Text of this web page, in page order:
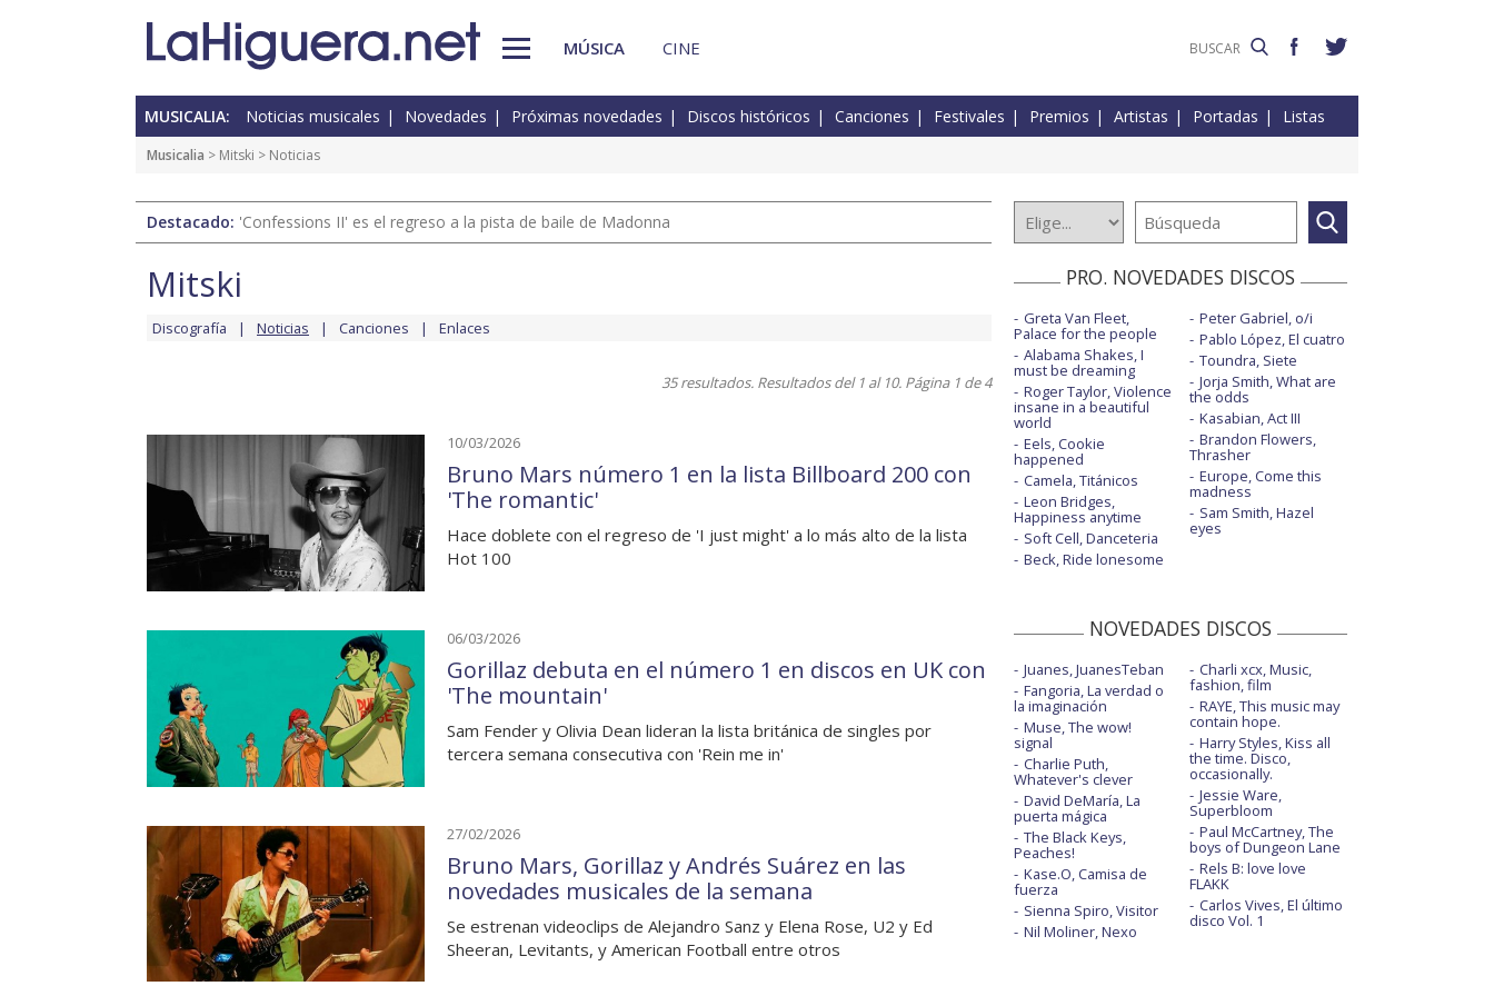
MÚSICA CINE
MUSICALIA: Noticias musicales Novedades Próximas novedades Discos históricos Canciones Festivales Premios Artistas Portadas Listas
Musicalia > Mitski > Noticias
Destacado: 'Confessions II' es el regreso a la pista de baile de Madonna
Mitski
Discografía Noticias Canciones Enlaces
35 resultados. Resultados del 1 al 10. Página 1 de 4
10/03/2026
Bruno Mars número 1 en la lista Billboard 200 con
'The romantic'
Hace doblete con el regreso de 'I just might' a lo más alto de la lista
Hot 100
06/03/2026
Gorillaz debuta en el número 1 en discos en UK con
'The mountain'
Sam Fender y Olivia Dean lideran la lista británica de singles por
tercera semana consecutiva con 'Rein me in'
27/02/2026
Bruno Mars, Gorillaz y Andrés Suárez en las
novedades musicales de la semana
Se estrenan videoclips de Alejandro Sanz y Elena Rose, U2 y Ed
Sheeran, Levitants, y American Football entre otros
PRO. NOVEDADES DISCOS
Greta Van Fleet,
Palace for the people
Alabama Shakes, I
must be dreaming
Roger Taylor, Violence
insane in a beautiful
world
Eels, Cookie
happened
Camela, Titánicos
Leon Bridges,
Happiness anytime
Soft Cell, Danceteria
Beck, Ride lonesome
Peter Gabriel, o/i
Pablo López, El cuatro
Toundra, Siete
Jorja Smith, What are
the odds
Kasabian, Act III
Brandon Flowers,
Thrasher
Europe, Come this
madness
Sam Smith, Hazel
eyes
NOVEDADES DISCOS
Juanes, JuanesTeban
Fangoria, La verdad o
la imaginación
Muse, The wow!
signal
Charlie Puth,
Whatever's clever
David DeMaría, La
puerta mágica
The Black Keys,
Peaches!
Kase.O, Camisa de
fuerza
Sienna Spiro, Visitor
Nil Moliner, Nexo
Charli xcx, Music,
fashion, film
RAYE, This music may
contain hope.
Harry Styles, Kiss all
the time. Disco,
occasionally.
Jessie Ware,
Superbloom
Paul McCartney, The
boys of Dungeon Lane
Rels B: love love
FLAKK
Carlos Vives, El último
disco Vol. 1